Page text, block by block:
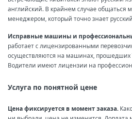
английский. В крайнем случае общаться
менеджером, который точно знает
Исправные машины и
работает с лицензированными
осуществляются на машинах, прошедших
Водители имеют лицензии на
Услуга по понятной цене
Цена фиксируется в момент заказа.